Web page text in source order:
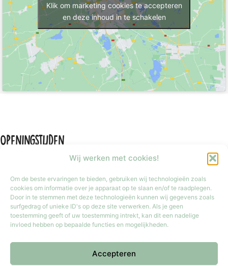
Wij werken met cookies!
Om de beste ervaringen te bieden, gebruiken wij technologieën zoals
cookies om informatie over je apparaat op te slaan en/of te raadplegen.
Door in te stemmen met deze technologieën kunnen wij gegevens zoals
surfgedrag of unieke ID's op deze site verwerken. Als je geen
toestemming geeft of uw toestemming intrekt, kan dit een nadelige
invloed hebben op bepaalde functies en mogelijkheden.
Accepteren
Klik om marketing cookies te accepteren
en deze inhoud in te schakelen
Openingstijden
Maandag
Gesloten
Dinsdag t/m vrijdag
9:30 tot 17:30
9:30 tot 17:00
Zondag